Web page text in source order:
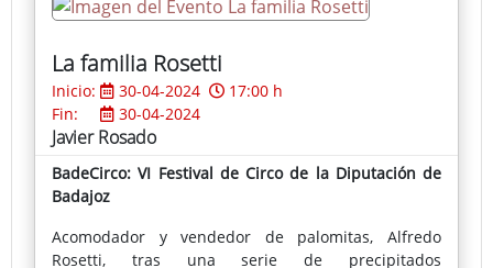
La familia Rosetti
Inicio: 30-04-2024
17:00 h
Fin:
30-04-2024
Javier Rosado
BadeCirco: VI Festival de Circo de la Diputación de
Badajoz
Acomodador y vendedor de palomitas, Alfredo
Rosetti, tras una serie de precipitados